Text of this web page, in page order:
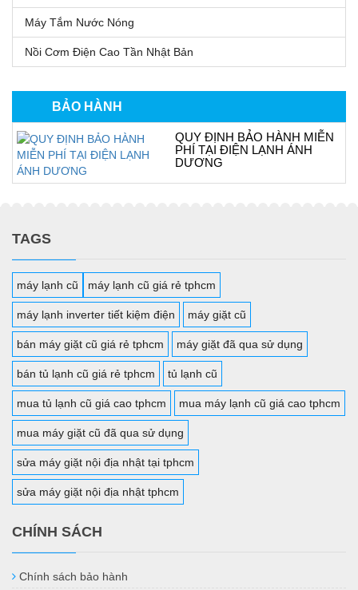
Máy Tắm Nước Nóng
Nồi Cơm Điện Cao Tần Nhật Bản
BẢO HÀNH
QUY ĐỊNH BẢO HÀNH MIỄN
PHÍ TẠI ĐIỆN LẠNH ÁNH
DƯƠNG
TAGS
máy lạnh cũ máy lạnh cũ giá rẻ tphcm
máy lạnh inverter tiết kiệm điện máy giặt cũ
bán máy giặt cũ giá rẻ tphcm máy giặt đã qua sử dụng
bán tủ lạnh cũ giá rẻ tphcm tủ lạnh cũ
mua tủ lạnh cũ giá cao tphcm mua máy lạnh cũ giá cao tphcm
mua máy giặt cũ đã qua sử dụng
sửa máy giặt nội địa nhật tại tphcm
sửa máy giặt nội địa nhật tphcm
CHÍNH SÁCH
Chính sách bảo hành